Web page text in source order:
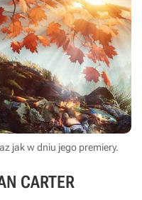
jak w dniu jego premiery.
CARTER